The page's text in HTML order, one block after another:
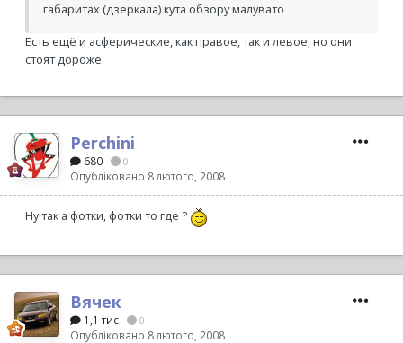
габаритах (дзеркала) кута обзору малувато
Есть ещё и асферические, как правое, так и левое, но они
стоят дороже.
Perchini
680 0
Опубліковано 8 лютого, 2008
Ну так а фотки, фотки то где ?
Вячек
1,1 тис 0
Опубліковано 8 лютого, 2008